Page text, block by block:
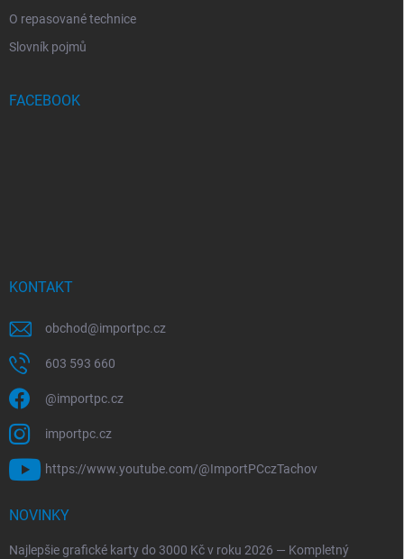
O repasované technice
Slovník pojmů
FACEBOOK
KONTAKT
obchod@importpc.cz
603 593 660
@importpc.cz
importpc.cz
https://www.youtube.com/@ImportPCczTachov
NOVINKY
Najlepšie grafické karty do 3000 Kč v roku 2026 — Kompletný